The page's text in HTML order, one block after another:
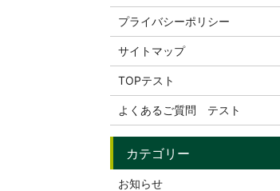
プライバシーポリシー
サイトマップ
TOPテスト
よくあるご質問 テスト
お知らせ